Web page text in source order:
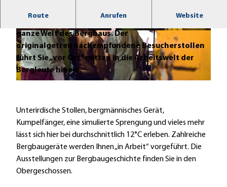
r
g
b
a
u
m
U
n
t
e
a
g
e
B
e
r
u
m
u
s
e
Route Anrufen Website
ganze Welt des Bergbaus. Der
originalgetreu nachempfundene Besucherstollen
führt Sie „vor Ort“ mitten in die Arbeitswelt der
Bergleute hinein.
Unterirdische Stollen, bergmännisches Gerät,
Kumpelfänger, eine simulierte Sprengung und vieles mehr
lässt sich hier bei durchschnittlich 12°C erleben. Zahlreiche
Bergbaugeräte werden Ihnen „in Arbeit“ vorgeführt. Die
Ausstellungen zur Bergbaugeschichte finden Sie in den
Obergeschossen.